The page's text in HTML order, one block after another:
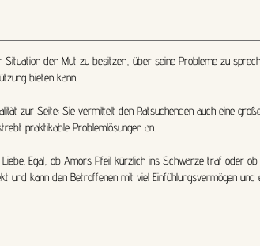
den Mut zu besitzen, über seine Probleme zu
bieten kann.
zur Seite: Sie vermittelt den Ratsuchenden auch eine
praktikable Problemlösungen an.
Egal, ob Amors Pfeil kürzlich ins Schwarze traf oder
kann den Betroffenen mit viel Einfühlungsvermögen und